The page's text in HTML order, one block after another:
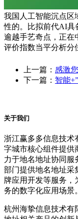
我国人工智能沉点区
性的。比拟前代AI具
逾越手艺奇点，正在
评价指数当平分析分
上一篇： 感激
下一篇： 智能
关于我们
浙江赢多多信息技术
字城市核心组件提供
力于地名地址协同服
部门提供地名地址采
牌应用开发等服务，
务的数字化应用场景。
杭州海挚信息技术有